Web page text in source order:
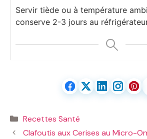
Servir tiède ou à température
conserve 2-3 jours au
Catégories
Recettes Santé
Clafoutis aux Cerises au Micro-